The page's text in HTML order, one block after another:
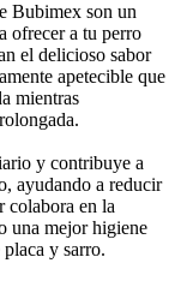
Bubimex son un
ofrecer a tu perro
el delicioso sabor
apetecible que
mientras
y contribuye a
ayudando a reducir
colabora en la
una mejor higiene
y sarro.